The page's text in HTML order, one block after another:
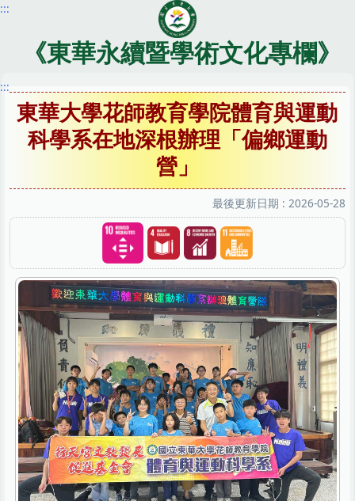
跳
內
區
:::
《東華永續暨學術文化專欄》
:::
東華大學花師教育學院體育與運動
科學系在地深根辦理「偏鄉運動
營」
最後更新日期 : 2026-05-28